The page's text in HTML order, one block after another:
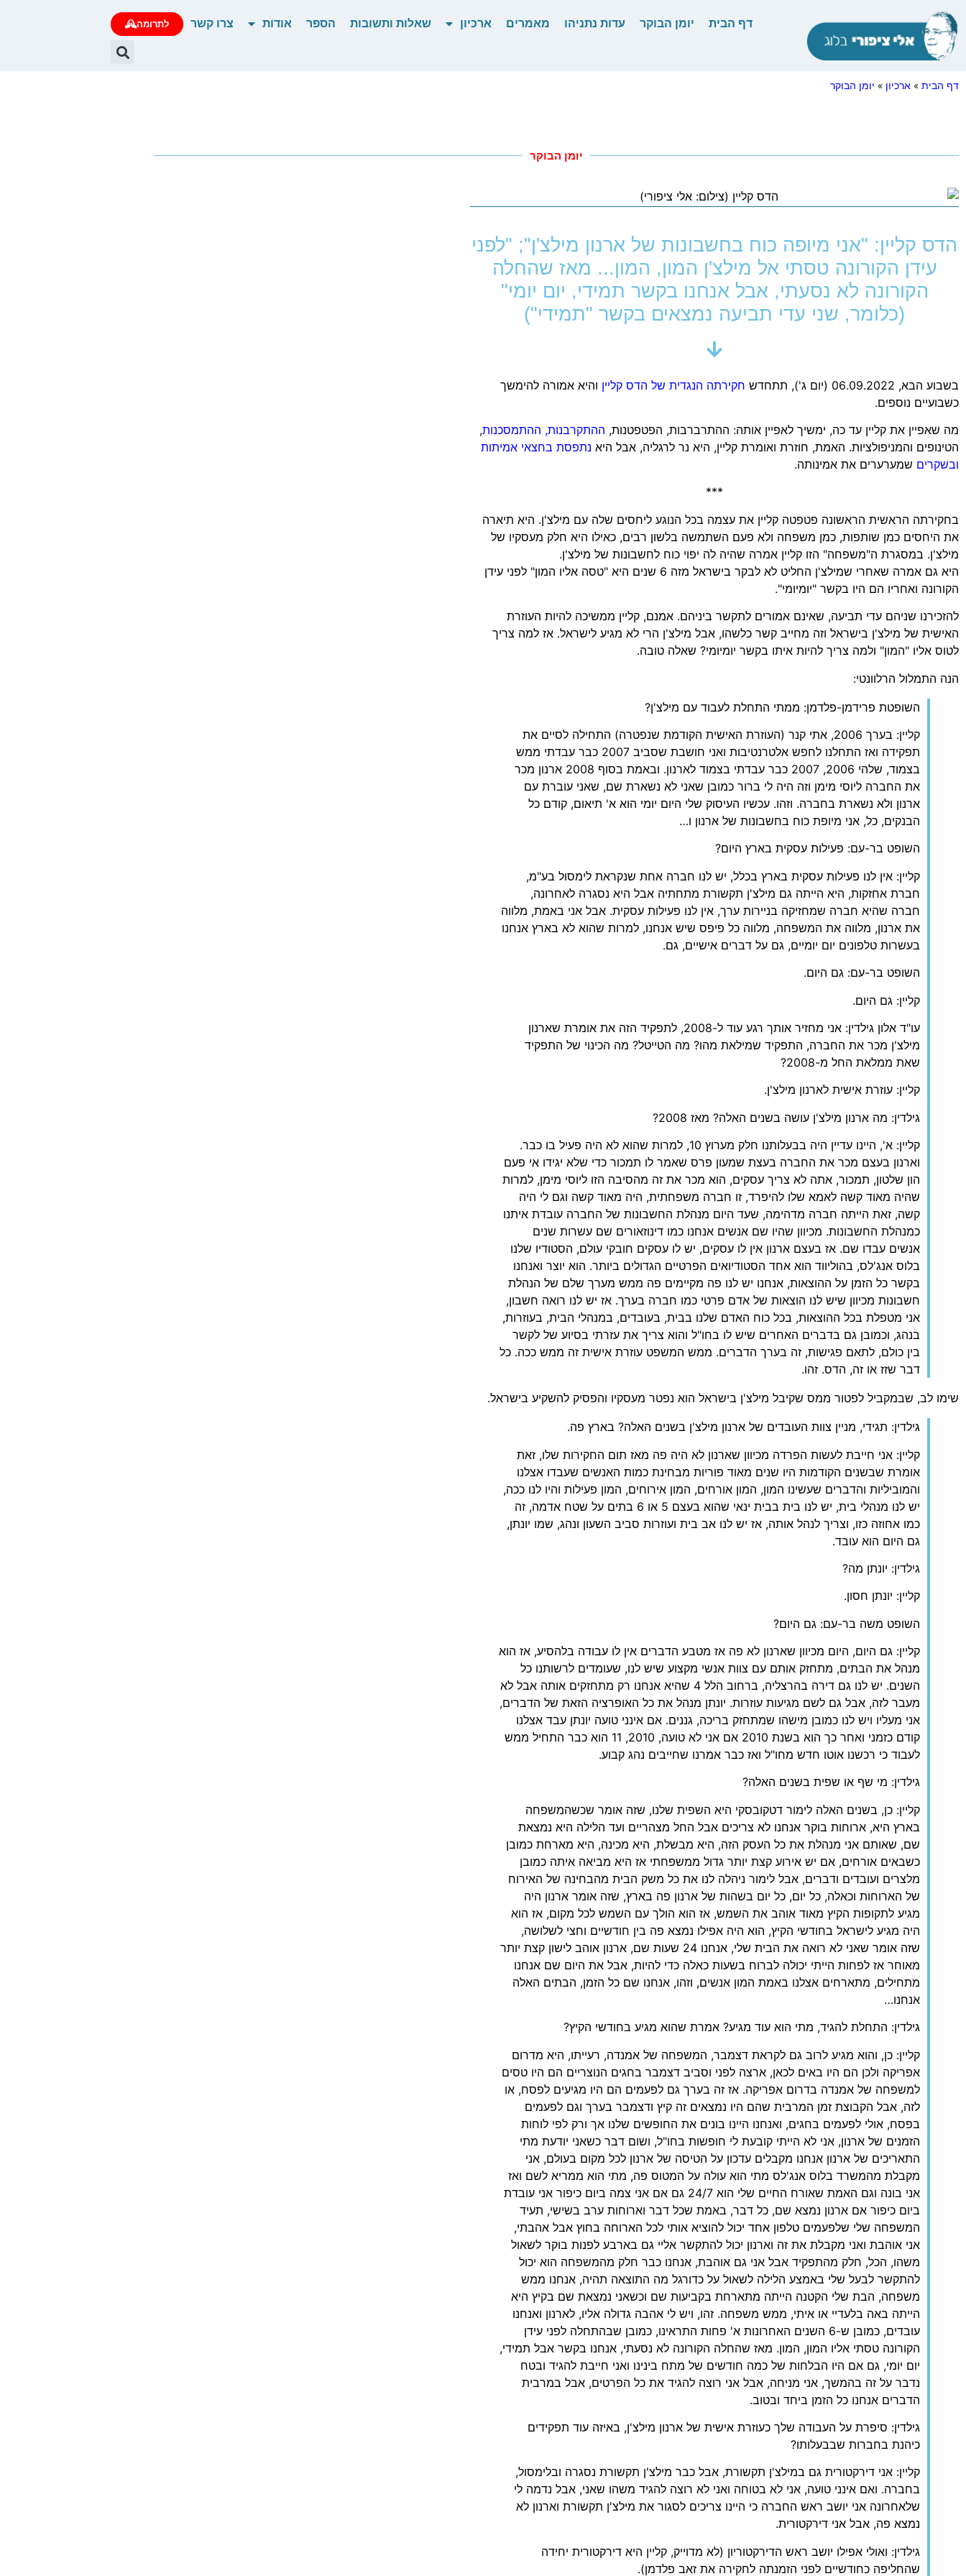
דף הבית יומן הבוקר עדות נתניהו מאמרים ארכיון שאלות ותשובות הספר אודות צרו קשר לתרומה
דף הבית » ארכיון » יומן הבוקר
יומן הבוקר
הדס קליין: "אני מיופה כוח בחשבונות של ארנון מילצ'ן"; "לפני
עידן הקורונה טסתי אל מילצ'ן המון, המון... מאז שהחלה
הקורונה לא נסעתי, אבל אנחנו בקשר תמידי, יום יומי"
(כלומר, שני עדי תביעה נמצאים בקשר "תמידי")
בשבוע הבא, 06.09.2022 (יום ג'), תתחדש חקירתה הנגדית של הדס קליין והיא אמורה להימשך
כשבועיים נוספים.
מה שאפיין את קליין עד כה, ימשיך לאפיין אותה: ההתרברבות, הפטפטנות, ההתקרבנות, ההתמסכנות,
הטינופים והמניפולציות. האמת, חוזרת ואומרת קליין, היא נר לרגליה, אבל היא נתפסת בחצאי אמיתות
ובשקרים שמערערים את אמינותה.
***
בחקירתה הראשית הראשונה פטפטה קליין את עצמה בכל הנוגע ליחסים שלה עם מילצ'ן. היא תיארה
את היחסים כמן שותפות, כמן משפחה ולא פעם השתמשה בלשון רבים, כאילו היא חלק מעסקיו של
מילצ'ן. במסגרת ה"משפחה" הזו קליין אמרה שהיה לה יפוי כוח לחשבונות של מילצ'ן.
היא גם אמרה שאחרי שמילצ'ן החליט לא לבקר בישראל מזה 6 שנים היא "טסה אליו המון" לפני עידן
הקורונה ואחריו הם היו בקשר "יומיומי".
להזכירנו שניהם עדי תביעה, שאינם אמורים לתקשר ביניהם. אמנם, קליין ממשיכה להיות העוזרת
האישית של מילצ'ן בישראל וזה מחייב קשר כלשהו, אבל מילצ'ן הרי לא מגיע לישראל. אז למה צריך
לטוס אליו "המון" ולמה צריך להיות איתו בקשר יומיומי? שאלה טובה.
הנה התמלול הרלוונטי:
השופטת פרידמן-פלדמן: ממתי התחלת לעבוד עם מילצ'ן?
קליין: בערך 2006, אתי קנר (העוזרת האישית הקודמת שנפטרה) התחילה לסיים את
תפקידה ואז התחלנו לחפש אלטרנטיבות ואני חושבת שסביב 2007 כבר עבדתי ממש
בצמוד, שלהי 2006, 2007 כבר עבדתי בצמוד לארנון. ובאמת בסוף 2008 ארנון מכר
את החברה ליוסי מימן וזה היה לי ברור כמובן שאני לא נשארת שם, שאני עוברת עם
ארנון ולא נשארת בחברה. וזהו. עכשיו העיסוק שלי היום יומי הוא א' תיאום, קודם כל
הבנקים, כל, אני מיופת כוח בחשבונות של ארנון ו…
השופט בר-עם: פעילות עסקית בארץ היום?
קליין: אין לנו פעילות עסקית בארץ בכלל, יש לנו חברה אחת שנקראת לימסול בע"מ,
חברת אחזקות, היא הייתה גם מילצ'ן תקשורת מתחתיה אבל היא נסגרה לאחרונה,
חברה שהיא חברה שמחזיקה בניירות ערך, אין לנו פעילות עסקית. אבל אני באמת, מלווה
את ארנון, מלווה את המשפחה, מלווה כל פיפס שיש אנחנו, למרות שהוא לא בארץ אנחנו
בעשרות טלפונים יום יומיים, גם על דברים אישיים, גם.
השופט בר-עם: גם היום.
קליין: גם היום.
עו"ד אלון גילדין: אני מחזיר אותך רגע עוד ל-2008, לתפקיד הזה את אומרת שארנון
מילצ'ן מכר את החברה, התפקיד שמילאת מהו? מה הטייטל? מה הכינוי של התפקיד
שאת ממלאת החל מ-2008?
קליין: עוזרת אישית לארנון מילצ'ן.
גילדין: מה ארנון מילצ'ן עושה בשנים האלה? מאז 2008?
קליין: א', היינו עדיין היה בבעלותנו חלק מערוץ 10, למרות שהוא לא היה פעיל בו כבר.
וארנון בעצם מכר את החברה בעצת שמעון פרס שאמר לו תמכור כדי שלא יגידו אי פעם
הון שלטון, תמכור, אתה לא צריך עסקים, הוא מכר את זה מהסיבה הזו ליוסי מימן, למרות
שהיה מאוד קשה לאמא שלו להיפרד, זו חברה משפחתית, היה מאוד קשה וגם לי היה
קשה, זאת הייתה חברה מדהימה, שעד היום מנהלת החשבונות של החברה עובדת איתנו
כמנהלת החשבונות. מכיוון שהיו שם אנשים אנחנו כמו דינוזאורים שם עשרות שנים
אנשים עבדו שם. אז בעצם ארנון אין לו עסקים, יש לו עסקים חובקי עולם, הסטודיו שלנו
בלוס אנג'לס, בהוליווד הוא אחד הסטודיואים הפרטיים הגדולים ביותר. הוא יוצר ואנחנו
בקשר כל הזמן על ההוצאות, אנחנו יש לנו פה מקיימים פה ממש מערך שלם של הנהלת
חשבונות מכיוון שיש לנו הוצאות של אדם פרטי כמו חברה בערך. אז יש לנו רואה חשבון,
אני מטפלת בכל ההוצאות, בכל כוח האדם שלנו בבית, בעובדים, במנהלי הבית, בעוזרות,
בנהג, וכמובן גם בדברים האחרים שיש לו בחו"ל והוא צריך את עזרתי בסיוע של לקשר
בין כולם, לתאם פגישות, זה בערך הדברים. ממש המשפט עוזרת אישית זה ממש ככה. כל
דבר שזז או זה, הדס. זהו.
שימו לב, שבמקביל לפטור ממס שקיבל מילצ'ן בישראל הוא נפטר מעסקיו והפסיק להשקיע בישראל.
גילדין: תגידי, מניין צוות העובדים של ארנון מילצ'ן בשנים האלה? בארץ פה.
קליין: אני חייבת לעשות הפרדה מכיוון שארנון לא היה פה מאז תום החקירות שלו, זאת
אומרת שבשנים הקודמות היו שנים מאוד פוריות מבחינת כמות האנשים שעבדו אצלנו
והמוביליות והדברים שעשינו המון, המון אורחים, המון אירוחים, המון פעילות והיו לנו ככה,
יש לנו מנהלי בית, יש לנו בית בבית ינאי שהוא בעצם 5 או 6 בתים על שטח אדמה, זה
כמו אחוזה כזו, וצריך לנהל אותה, אז יש לנו אב בית ועוזרות סביב השעון ונהג, שמו יונתן,
גם היום הוא עובד.
גילדין: יונתן מה?
קליין: יונתן חסון.
השופט משה בר-עם: גם היום?
קליין: גם היום, היום מכיוון שארנון לא פה אז מטבע הדברים אין לו עבודה בלהסיע, אז הוא
מנהל את הבתים, מתחזק אותם עם צוות אנשי מקצוע שיש לנו, שעומדים לרשותנו כל
השנים. יש לנו גם דירה בהרצליה, ברחוב הלל 4 שהיא אנחנו רק מתחזקים אותה אבל לא
מעבר לזה, אבל גם לשם מגיעות עוזרות. יונתן מנהל את כל האופרציה הזאת של הדברים,
אני מעליו ויש לנו כמובן מישהו שמתחזק בריכה, גננים. אם אינני טועה יונתן עבד אצלנו
קודם כזמני ואחר כך הוא בשנת 2010 אם אני לא טועה, 2010, 11 הוא כבר התחיל ממש
לעבוד כי רכשנו אוטו חדש מחו"ל ואז כבר אמרנו שחייבים נהג קבוע.
גילדין: מי שף או שפית בשנים האלה?
קליין: כן, בשנים האלה לימור דטקובסקי היא השפית שלנו, שזה אומר שכשהמשפחה
בארץ היא, ארוחות בוקר אנחנו לא צריכים אבל החל מצהריים ועד הלילה היא נמצאת
שם, שאותם אני מנהלת את כל העסק הזה, היא מבשלת, היא מכינה, היא מארחת כמובן
כשבאים אורחים, אם יש אירוע קצת יותר גדול ממשפחתי אז היא מביאה איתה כמובן
מלצרים ועובדים ודברים, אבל לימור ניהלה לנו את כל משק הבית מהבחינה של האירוח
של הארוחות וכאלה, כל יום, כל יום בשהות של ארנון פה בארץ, שזה אומר ארנון היה
מגיע לתקופות הקיץ מאוד אוהב את השמש, אז הוא הולך עם השמש לכל מקום, אז הוא
היה מגיע לישראל בחודשי הקיץ, הוא היה אפילו נמצא פה בין חודשיים וחצי לשלושה,
שזה אומר שאני לא רואה את הבית שלי, אנחנו 24 שעות שם, ארנון אוהב לישון קצת יותר
מאוחר אז לפחות הייתי יכולה לברוח בשעות כאלה כדי להיות, אבל את היום שם אנחנו
מתחילים, מתארחים אצלנו באמת המון אנשים, וזהו, אנחנו שם כל הזמן, הבתים האלה
אנחנו…
גילדין: התחלת להגיד, מתי הוא עוד מגיע? אמרת שהוא מגיע בחודשי הקיץ?
קליין: כן, והוא מגיע לרוב גם לקראת דצמבר, המשפחה של אמנדה, רעייתו, היא מדרום
אפריקה ולכן הם היו באים לכאן, ארצה לפני וסביב דצמבר בחגים הנוצריים הם היו טסים
למשפחה של אמנדה בדרום אפריקה. אז זה בערך גם לפעמים הם היו מגיעים לפסח, או
לזה, אבל הקבוצת זמן המרבית שהם היו נמצאים זה קיץ ודצמבר בערך וגם לפעמים
בפסח, אולי לפעמים בחגים, ואנחנו היינו בונים את החופשים שלנו אך ורק לפי לוחות
הזמנים של ארנון, אני לא הייתי קובעת לי חופשות בחו"ל, ושום דבר כשאני יודעת מתי
התאריכים של ארנון אנחנו מקבלים עדכון על הטיסה של ארנון לכל מקום בעולם, אני
מקבלת מהמשרד בלוס אנג'לס מתי הוא עולה על המטוס פה, מתי הוא ממריא לשם ואז
אני בונה וגם האמת שאורח החיים שלי הוא 24/7 גם אם אני צמה ביום כיפור אני עובדת
ביום כיפור אם ארנון נמצא שם, כל דבר, באמת שכל דבר וארוחות ערב בשישי, תעיד
המשפחה שלי שלפעמים טלפון אחד יכול להוציא אותי לכל הארוחה בחוץ אבל אהבתי,
אני אוהבת ואני מקבלת את זה וארנון יכול להתקשר אליי גם בארבע לפנות בוקר לשאול
משהו, הכל, חלק מהתפקיד אבל אני גם אוהבת, אנחנו כבר חלק מהמשפחה הוא יכול
להתקשר לבעל שלי באמצע הלילה לשאול על כדורגל מה התוצאה תהיה, אנחנו ממש
משפחה, הבת שלי הקטנה הייתה מתארחת בקביעות שם וכשאני נמצאת שם בקיץ היא
הייתה באה בלעדיי או איתי, ממש משפחה. זהו, ויש לי אהבה גדולה אליו, לארנון ואנחנו
עובדים, כמובן ש-6 השנים האחרונות א' פחות התראינו, כמובן שבהתחלה לפני עידן
הקורונה טסתי אליו המון, המון. מאז שהחלה הקורונה לא נסעתי, אנחנו בקשר אבל תמידי,
יום יומי, גם אם היו הבלחות של כמה חודשים של מתח בינינו ואני חייבת להגיד ובטח
נדבר על זה בהמשך, אני מניחה, אבל אני רוצה להגיד את כל הפרטים, אבל במרבית
הדברים אנחנו כל הזמן ביחד ובטוב.
גילדין: סיפרת על העבודה שלך כעוזרת אישית של ארנון מילצ'ן, באיזה עוד תפקידים
כיהנת בחברות שבבעלותו?
קליין: אני דירקטורית גם במילצ'ן תקשורת, אבל כבר מילצ'ן תקשורת נסגרה ובלימסול,
בחברה. ואם אינני טועה, אני לא בטוחה ואני לא רוצה להגיד משהו שאני, אבל נדמה לי
שלאחרונה אני יושב ראש החברה כי היינו צריכים לסגור את מילצ'ן תקשורת וארנון לא
נמצא פה, אבל אני דירקטורית.
גילדין: ואולי אפילו יושב ראש הדירקטוריון (לא מדוייק, קליין היא דירקטורית יחידה
שהחליפה כחודשיים לפני הזמנתה לחקירה את זאב פלדמן).